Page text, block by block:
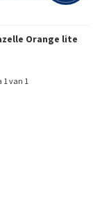
Orange lite
1 van 1